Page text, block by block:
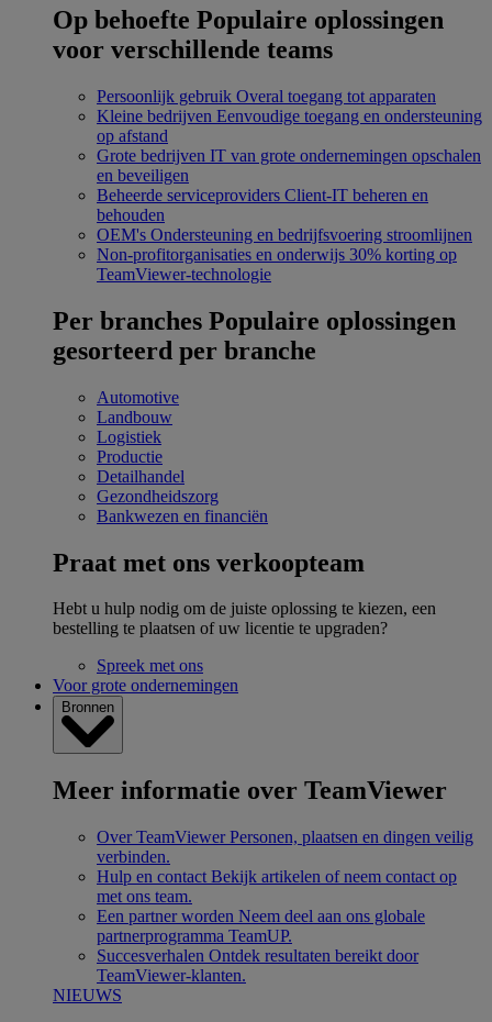
Op behoefte Populaire oplossingen
voor verschillende teams
Persoonlijk gebruik Overal toegang tot apparaten
Kleine bedrijven Eenvoudige toegang en ondersteuning
op afstand
Grote bedrijven IT van grote ondernemingen opschalen
en beveiligen
Beheerde serviceproviders Client-IT beheren en
behouden
OEM's Ondersteuning en bedrijfsvoering stroomlijnen
Non-profitorganisaties en onderwijs 30% korting op
TeamViewer-technologie
Per branches Populaire oplossingen
gesorteerd per branche
Automotive
Landbouw
Logistiek
Productie
Detailhandel
Gezondheidszorg
Bankwezen en financiën
Praat met ons verkoopteam
Hebt u hulp nodig om de juiste oplossing te kiezen, een
bestelling te plaatsen of uw licentie te upgraden?
Spreek met ons
Voor grote ondernemingen
Bronnen
Meer informatie over TeamViewer
Over TeamViewer Personen, plaatsen en dingen veilig
verbinden.
Hulp en contact Bekijk artikelen of neem contact op
met ons team.
Een partner worden Neem deel aan ons globale
partnerprogramma TeamUP.
Succesverhalen Ontdek resultaten bereikt door
TeamViewer-klanten.
NIEUWS